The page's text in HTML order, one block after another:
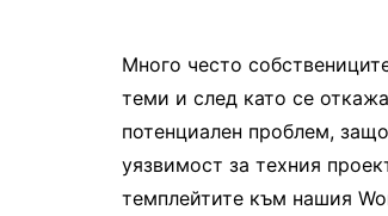
Много често
теми и след като се
потенциален проблем,
уязвимост за техния
темплейтите към нашия